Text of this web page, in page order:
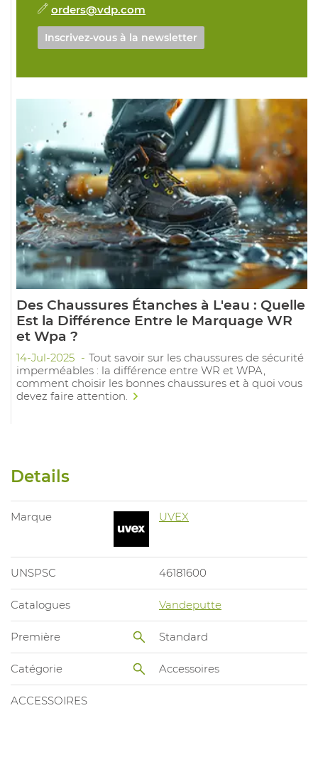
orders@vdp.com
Inscrivez-vous à la newsletter
Des Chaussures Étanches à L'eau : Quelle
Est la Différence Entre le Marquage WR
et Wpa ?
14-Jul-2025
Tout savoir sur les chaussures de sécurité
imperméables : la différence entre WR et WPA,
comment choisir les bonnes chaussures et à quoi vous
devez faire attention.
Details
Marque UVEX
UNSPSC 46181600
Catalogues Vandeputte
Première Standard
Catégorie Accessoires
ACCESSOIRES